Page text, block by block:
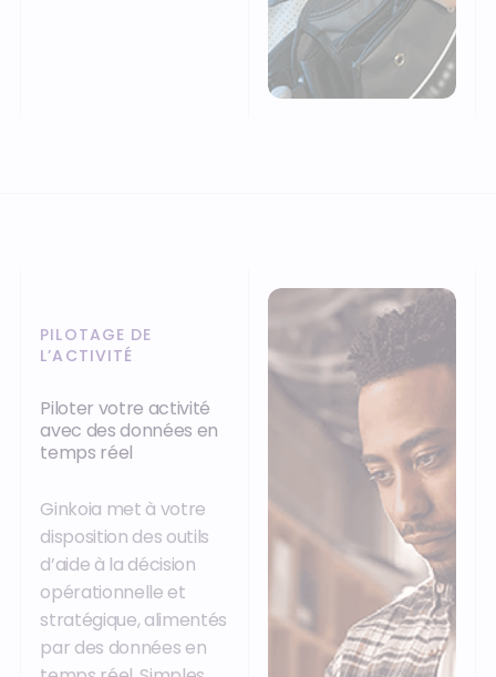
PILOTAGE DE
L’ACTIVITÉ
Piloter votre activité
avec des données en
temps réel
Ginkoia met à votre
disposition des outils
d’aide à la décision
opérationnelle et
stratégique, alimentés
par des données en